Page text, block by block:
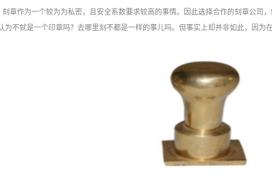
刻章作为一个较为为私密，且安全系数要求较高的事情。因此选择合作的刻章公司
为不就是一个印章吗？去哪里刻不都是一样的事儿吗。但事实上却并非如此，因为